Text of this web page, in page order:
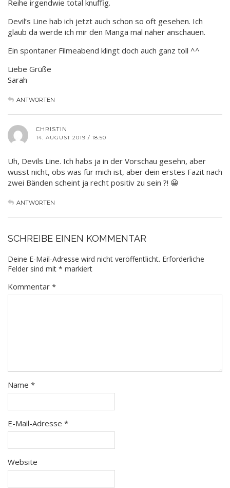
Reihe irgendwie total knuffig.
Devil’s Line hab ich jetzt auch schon so oft gesehen. Ich
glaub da werde ich mir den Manga mal näher anschauen.
Ein spontaner Filmeabend klingt doch auch ganz toll ^^
Liebe Grüße
Sarah
ANTWORTEN
CHRISTIN
14. AUGUST 2019 / 18:50
Uh, Devils Line. Ich habs ja in der Vorschau gesehn, aber
wusst nicht, obs was für mich ist, aber dein erstes Fazit nach
zwei Bänden scheint ja recht positiv zu sein ?! 😀
ANTWORTEN
SCHREIBE EINEN KOMMENTAR
Deine E-Mail-Adresse wird nicht veröffentlicht. Erforderliche
Felder sind mit * markiert
Kommentar *
Name *
E-Mail-Adresse *
Website